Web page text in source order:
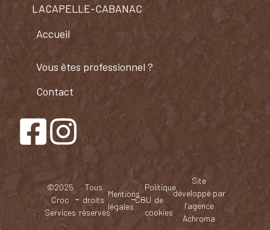
LACAPELLE-CABANAC
Accueil
Vous êtes professionnel ?​
Contact
©2025
Croc
Services
Tous
droits
réservés
Mentions
légales
CGU
Politique
de
cookies
Site
développé par
l’agence
Achroma